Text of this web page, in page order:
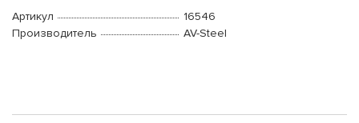
Артикул
16546
Производитель
AV-Steel